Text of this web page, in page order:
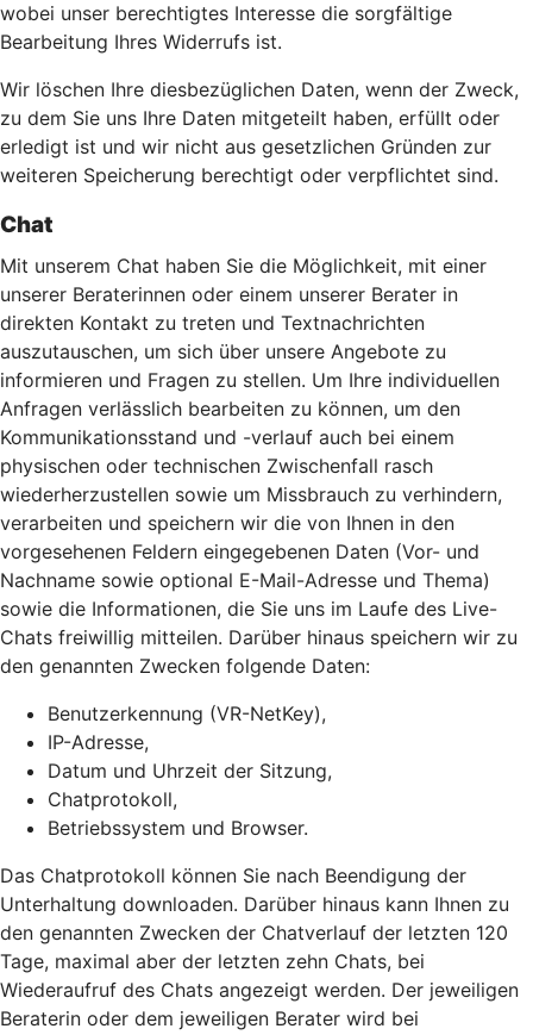
wobei unser berechtigtes Interesse die sorgfältige
Bearbeitung Ihres Widerrufs ist.
Wir löschen Ihre diesbezüglichen Daten, wenn der Zweck,
zu dem Sie uns Ihre Daten mitgeteilt haben, erfüllt oder
erledigt ist und wir nicht aus gesetzlichen Gründen zur
weiteren Speicherung berechtigt oder verpflichtet sind.
Chat
Mit unserem Chat haben Sie die Möglichkeit, mit einer
unserer Beraterinnen oder einem unserer Berater in
direkten Kontakt zu treten und Textnachrichten
auszutauschen, um sich über unsere Angebote zu
informieren und Fragen zu stellen. Um Ihre individuellen
Anfragen verlässlich bearbeiten zu können, um den
Kommunikationsstand und -verlauf auch bei einem
physischen oder technischen Zwischenfall rasch
wiederherzustellen sowie um Missbrauch zu verhindern,
verarbeiten und speichern wir die von Ihnen in den
vorgesehenen Feldern eingegebenen Daten (Vor- und
Nachname sowie optional E-Mail-Adresse und Thema)
sowie die Informationen, die Sie uns im Laufe des Live-
Chats freiwillig mitteilen. Darüber hinaus speichern wir zu
den genannten Zwecken folgende Daten:
Benutzerkennung (VR-NetKey),
IP-Adresse,
Datum und Uhrzeit der Sitzung,
Chatprotokoll,
Betriebssystem und Browser.
Das Chatprotokoll können Sie nach Beendigung der
Unterhaltung downloaden. Darüber hinaus kann Ihnen zu
den genannten Zwecken der Chatverlauf der letzten 120
Tage, maximal aber der letzten zehn Chats, bei
Wiederaufruf des Chats angezeigt werden. Der jeweiligen
Beraterin oder dem jeweiligen Berater wird bei